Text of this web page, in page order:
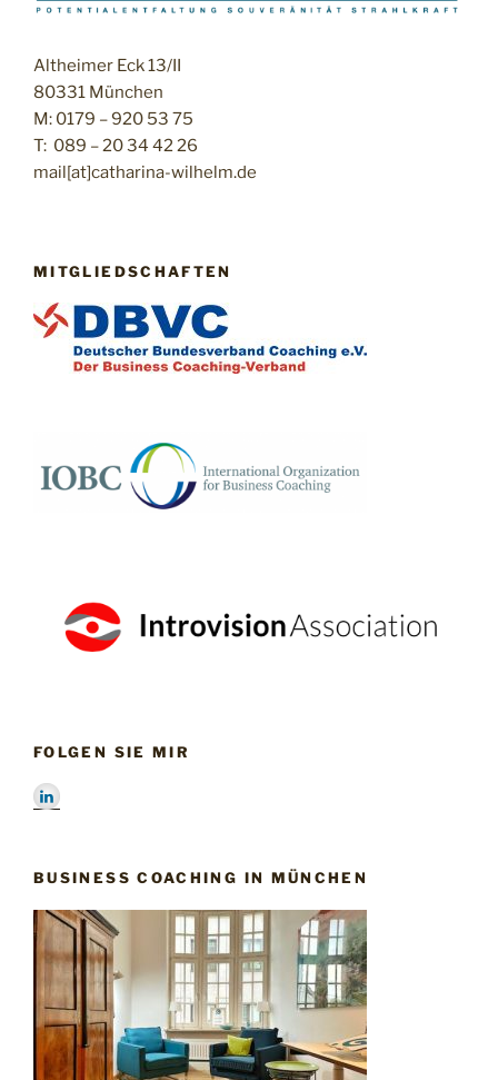
Altheimer Eck 13/II
80331 München
M: 0179 – 920 53 75
T: 089 – 20 34 42 26
mail[at]catharina-wilhelm.de
MITGLIEDSCHAFTEN
FOLGEN SIE MIR
BUSINESS COACHING IN MÜNCHEN